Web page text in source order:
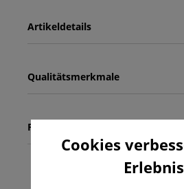
Qualitätsmerkmale
Artikeldetails
Pflegehinweise
Cookies
Erlebnis